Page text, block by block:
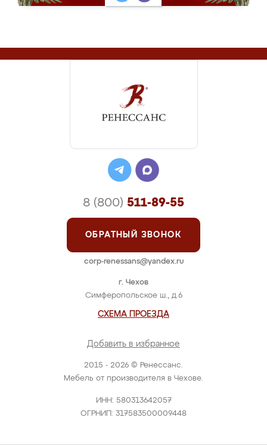
2015 - 2026 © Ренессанс.
Мебель от производителя в Чехове.
ИНН: 580313642057
ОГРНИП: 317583500009448
г. Чехов
Симферопольское ш., д.6
СХЕМА ПРОЕЗДА
Добавить в избранное
8 (800) 511-89-55
ОБРАТНЫЙ ЗВОНОК
corp-renessans@yandex.ru